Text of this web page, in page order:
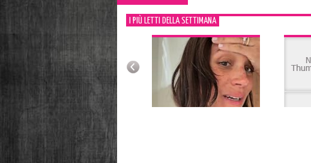
I PIÙ LETTI DELLA SETTIMANA